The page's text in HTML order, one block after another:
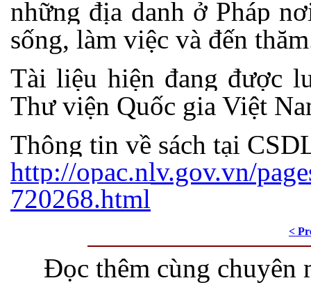
những địa danh ở Pháp
sống, làm việc và đến
Tài liệu hiện đang được
Thư viện Quốc gia Việt
Thông tin về sách tại
http://opac.nlv.gov.vn/
720268.html
<
Đọc thêm cùng chuyên